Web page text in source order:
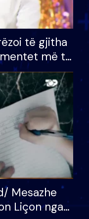
të gjitha
më të
VIP: Do më
kur…
Mesazhe
Liçon nga